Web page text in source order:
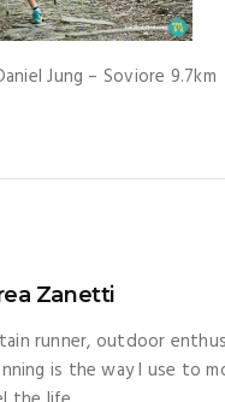
Jung – Soviore 9.7km
Zanetti
runner, outdoor
is the way I use to